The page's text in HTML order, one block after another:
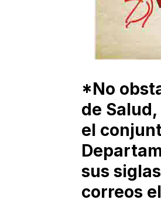
*No
de
el
sus
correos